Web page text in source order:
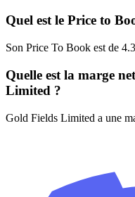
Quel est le Price to
Son Price To Book est de
Quelle est la marge
Limited ?
Gold Fields Limited a une